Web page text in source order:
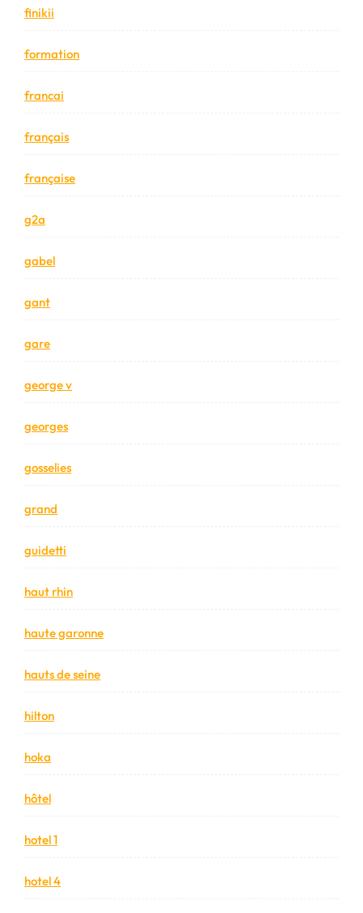
finikii
formation
francai
français
française
g2a
gabel
gant
gare
george v
georges
gosselies
grand
guidetti
haut rhin
haute garonne
hauts de seine
hilton
hoka
hôtel
hotel 1
hotel 4